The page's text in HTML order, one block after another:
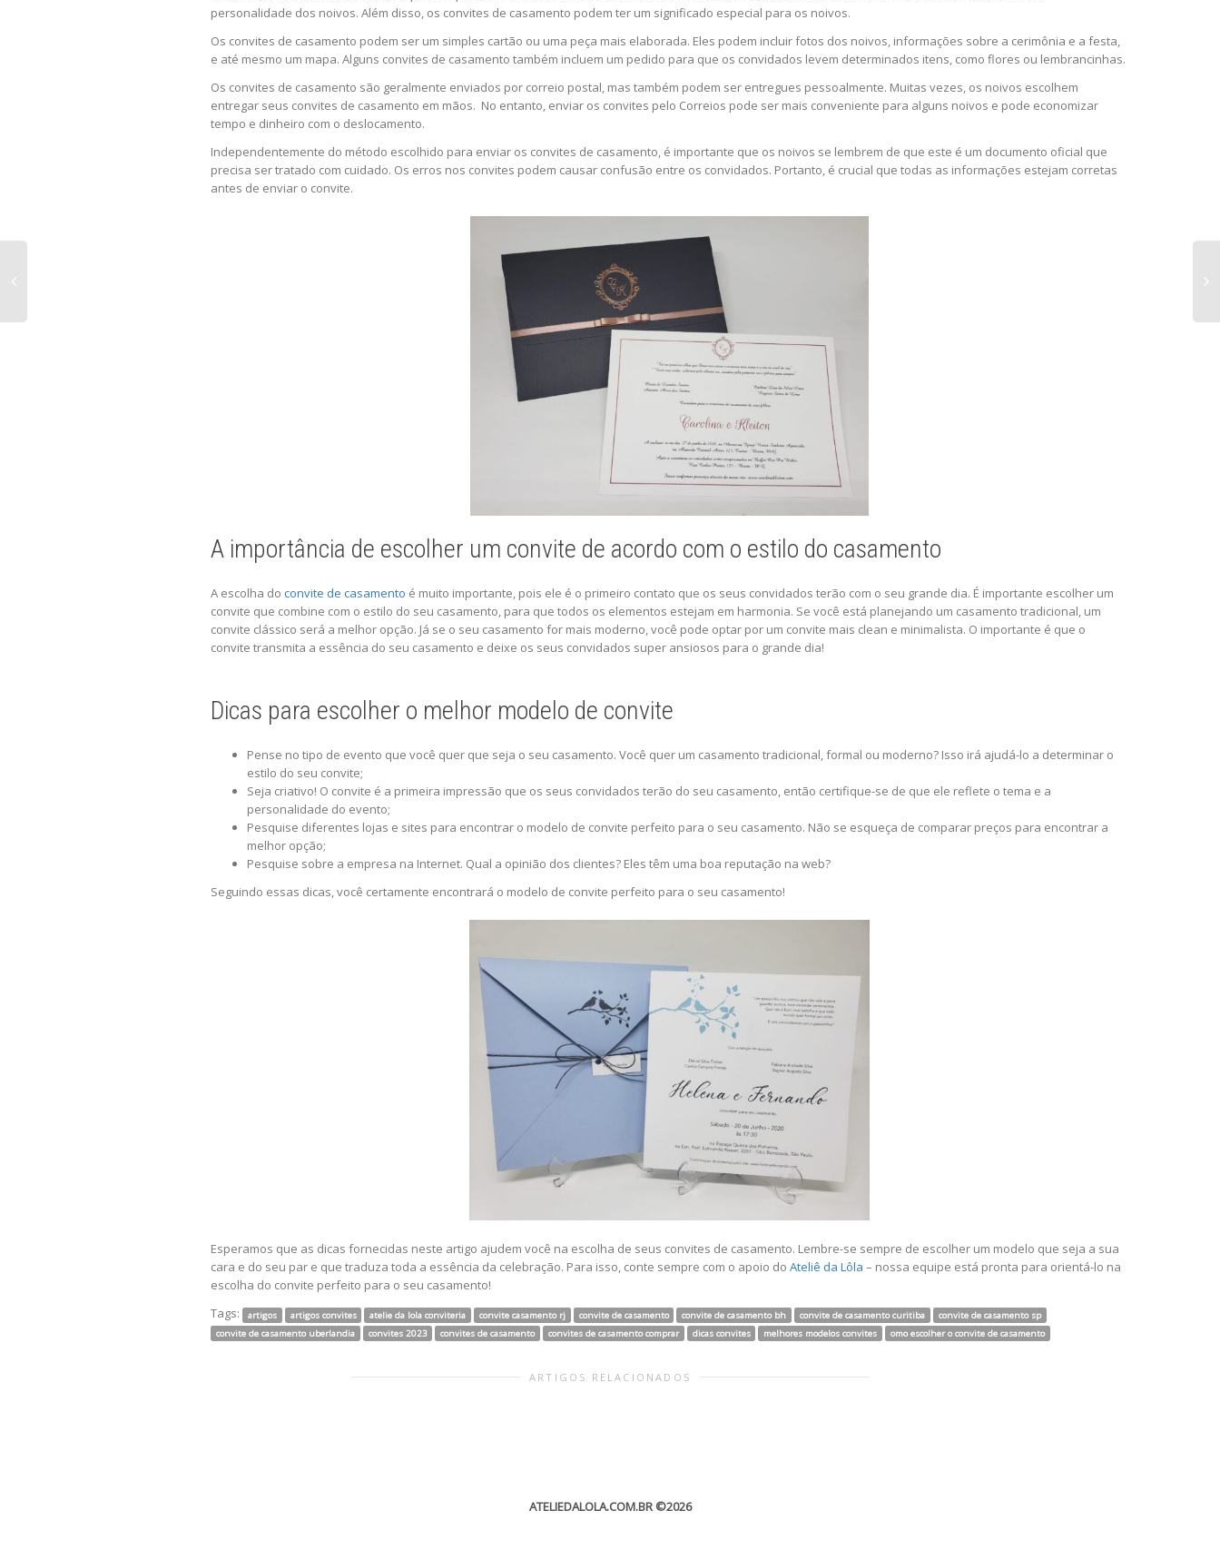
personalidade dos noivos. Além disso, os convites de casamento podem ter um significado especial para os noivos.
Os convites de casamento podem ser um simples cartão ou uma peça mais elaborada. Eles podem incluir fotos dos noivos, informações sobre a cerimônia e a festa,
e até mesmo um mapa. Alguns convites de casamento também incluem um pedido para que os convidados levem determinados itens, como flores ou lembrancinhas.
Os convites de casamento são geralmente enviados por correio postal, mas também podem ser entregues pessoalmente. Muitas vezes, os noivos escolhem
entregar seus convites de casamento em mãos. No entanto, enviar os convites pelo Correios pode ser mais conveniente para alguns noivos e pode economizar
tempo e dinheiro com o deslocamento.
Independentemente do método escolhido para enviar os convites de casamento, é importante que os noivos se lembrem de que este é um documento oficial que
precisa ser tratado com cuidado. Os erros nos convites podem causar confusão entre os convidados. Portanto, é crucial que todas as informações estejam corretas
antes de enviar o convite.
A importância de escolher um convite de acordo com o estilo do casamento
A escolha do convite de casamento é muito importante, pois ele é o primeiro contato que os seus convidados terão com o seu grande dia. É importante escolher um
convite que combine com o estilo do seu casamento, para que todos os elementos estejam em harmonia. Se você está planejando um casamento tradicional, um
convite clássico será a melhor opção. Já se o seu casamento for mais moderno, você pode optar por um convite mais clean e minimalista. O importante é que o
convite transmita a essência do seu casamento e deixe os seus convidados super ansiosos para o grande dia!
Dicas para escolher o melhor modelo de convite
Pense no tipo de evento que você quer que seja o seu casamento. Você quer um casamento tradicional, formal ou moderno? Isso irá ajudá-lo a determinar o
estilo do seu convite;
Seja criativo! O convite é a primeira impressão que os seus convidados terão do seu casamento, então certifique-se de que ele reflete o tema e a
personalidade do evento;
Pesquise diferentes lojas e sites para encontrar o modelo de convite perfeito para o seu casamento. Não se esqueça de comparar preços para encontrar a
melhor opção;
Pesquise sobre a empresa na Internet. Qual a opinião dos clientes? Eles têm uma boa reputação na web?
Seguindo essas dicas, você certamente encontrará o modelo de convite perfeito para o seu casamento!
Esperamos que as dicas fornecidas neste artigo ajudem você na escolha de seus convites de casamento. Lembre-se sempre de escolher um modelo que seja a sua
cara e do seu par e que traduza toda a essência da celebração. Para isso, conte sempre com o apoio do Ateliê da Lôla – nossa equipe está pronta para orientá-lo na
escolha do convite perfeito para o seu casamento!
Tags:
artigos artigos convites atelie da lola conviteria convite casamento rj convite de casamento convite de casamento bh convite de casamento curitiba
convite de casamento sp
convite de casamento uberlandia
convites 2023 convites de casamento convites de casamento comprar dicas convites melhores modelos convites omo escolher o convite de casamento
ARTIGOS RELACIONADOS
ATELIEDALOLA.COM.BR©2026